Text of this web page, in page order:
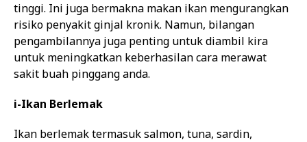
tinggi. Ini juga bermakna makan ikan mengurangkan
risiko penyakit ginjal kronik. Namun, bilangan
pengambilannya juga penting untuk diambil kira
untuk meningkatkan keberhasilan cara merawat
sakit buah pinggang anda.
i-Ikan Berlemak
Ikan berlemak termasuk salmon, tuna, sardin,